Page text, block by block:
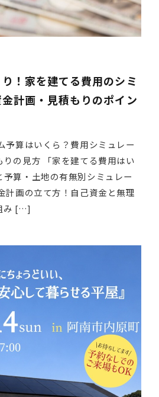
！家を建てる費用のシミ
計画・見積もりのポイン
予算はいくら？費用シミュレー
の見方 「家を建てる費用はい
予算・土地の有無別シミュレー
計画の立て方！自己資金と無理
み […]